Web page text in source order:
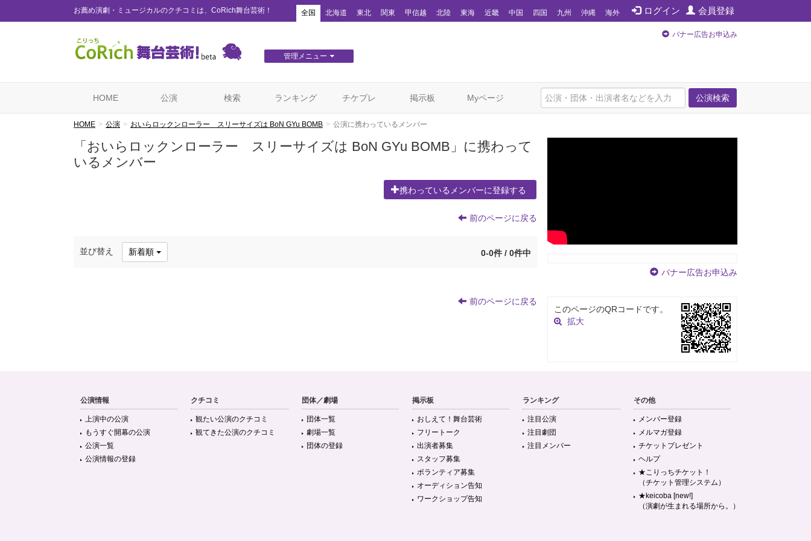
お薦め演劇・ミュージカルのクチコミは、CoRich舞台芸術！ ログイン 会員登録
全国 北海道 東北 関東 甲信越 北陸 東海 近畿 中国 四国 九州 沖縄 海外
管理メニュー
バナー広告お申込み
公演検索
HOME 公演 検索 ランキング チケプレ 掲示板 Myページ
HOME 公演 おいらロックンローラー スリーサイズは BoN GYu BOMB 公演に携わっているメンバー
「おいらロックンローラー スリーサイズは BoN GYu BOMB」に携わって
いるメンバー
携わっているメンバーに登録する
前のページに戻る
並び替え 新着順 0-0件 / 0件中
前のページに戻る
バナー広告お申込み
このページのQRコードです。
拡大
公演情報
上演中の公演
もうすぐ開幕の公演
公演一覧
公演情報の登録
クチコミ
観たい公演のクチコミ
観てきた公演のクチコミ
団体／劇場
団体一覧
劇場一覧
団体の登録
掲示板
おしえて！舞台芸術
フリートーク
出演者募集
スタッフ募集
ボランティア募集
オーディション告知
ワークショップ告知
ランキング
注目公演
注目劇団
注目メンバー
その他
メンバー登録
メルマガ登録
チケットプレゼント
ヘルプ
★こりっちチケット！
（チケット管理システム）
★keicoba [new!]
（演劇が生まれる場所から。）